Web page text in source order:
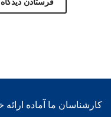
کارشناسان ما آماده